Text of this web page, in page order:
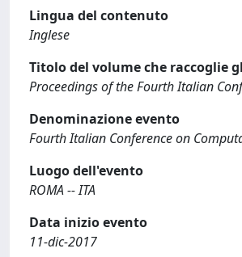
Lingua del contenuto
Inglese
Titolo del volume che raccoglie
Proceedings of the Fourth Italian
Denominazione evento
Fourth Italian Conference on
Luogo dell'evento
ROMA -- ITA
Data inizio evento
11-dic-2017